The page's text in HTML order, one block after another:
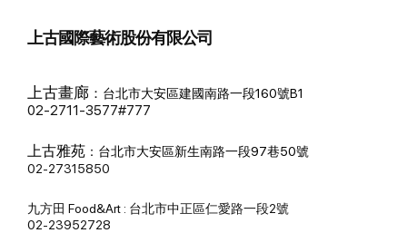
上古國際藝術股份有限公司
上古畫廊 ： 台北市大安區建國南路一段160號B1
02-2711-3577#777
上古雅苑 ： 台北市大安區新生南路一段97巷50號
02-27315850
九方田 Food&Art : 台北市中正區仁愛路一段2號
02-23952728